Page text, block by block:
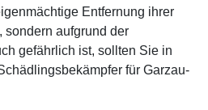
Entfernung ihrer
sondern aufgrund der
gefährlich ist, sollten Sie in
für Garzau-